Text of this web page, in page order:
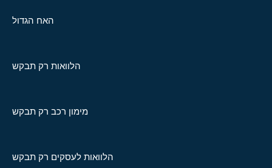
האח הגדול
הלוואות רק תבקש
מימון רכב רק תבקש
הלוואות לעסקים רק תבקש